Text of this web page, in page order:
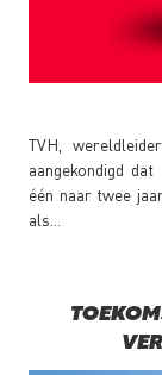
TVH,
aangekondigd
één naar twee
als...